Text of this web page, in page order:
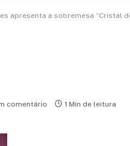
apresenta a sobremesa “Cristal
comentário 1 Min de leitura